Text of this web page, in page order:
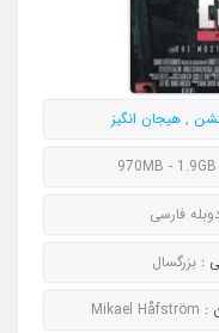
, هیجان انگیز
970MB - 1.9GB
فارسی
: بزرگسال
:
Mikael Håfström